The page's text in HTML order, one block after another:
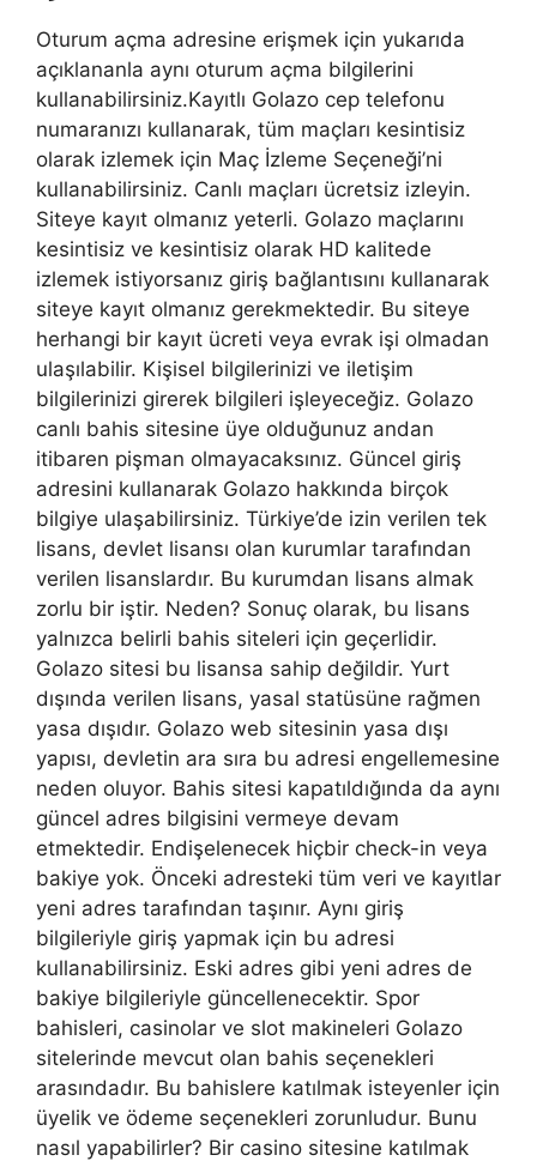
Oturum açma adresine erişmek için yukarıda
açıklananla aynı oturum açma bilgilerini
kullanabilirsiniz.Kayıtlı Golazo cep telefonu
numaranızı kullanarak, tüm maçları kesintisiz
olarak izlemek için Maç İzleme Seçeneği’ni
kullanabilirsiniz. Canlı maçları ücretsiz izleyin.
Siteye kayıt olmanız yeterli. Golazo maçlarını
kesintisiz ve kesintisiz olarak HD kalitede
izlemek istiyorsanız giriş bağlantısını kullanarak
siteye kayıt olmanız gerekmektedir. Bu siteye
herhangi bir kayıt ücreti veya evrak işi olmadan
ulaşılabilir. Kişisel bilgilerinizi ve iletişim
bilgilerinizi girerek bilgileri işleyeceğiz. Golazo
canlı bahis sitesine üye olduğunuz andan
itibaren pişman olmayacaksınız. Güncel giriş
adresini kullanarak Golazo hakkında birçok
bilgiye ulaşabilirsiniz. Türkiye’de izin verilen tek
lisans, devlet lisansı olan kurumlar tarafından
verilen lisanslardır. Bu kurumdan lisans almak
zorlu bir iştir. Neden? Sonuç olarak, bu lisans
yalnızca belirli bahis siteleri için geçerlidir.
Golazo sitesi bu lisansa sahip değildir. Yurt
dışında verilen lisans, yasal statüsüne rağmen
yasa dışıdır. Golazo web sitesinin yasa dışı
yapısı, devletin ara sıra bu adresi engellemesine
neden oluyor. Bahis sitesi kapatıldığında da aynı
güncel adres bilgisini vermeye devam
etmektedir. Endişelenecek hiçbir check-in veya
bakiye yok. Önceki adresteki tüm veri ve kayıtlar
yeni adres tarafından taşınır. Aynı giriş
bilgileriyle giriş yapmak için bu adresi
kullanabilirsiniz. Eski adres gibi yeni adres de
bakiye bilgileriyle güncellenecektir. Spor
bahisleri, casinolar ve slot makineleri Golazo
sitelerinde mevcut olan bahis seçenekleri
arasındadır. Bu bahislere katılmak isteyenler için
üyelik ve ödeme seçenekleri zorunludur. Bunu
nasıl yapabilirler? Bir casino sitesine katılmak